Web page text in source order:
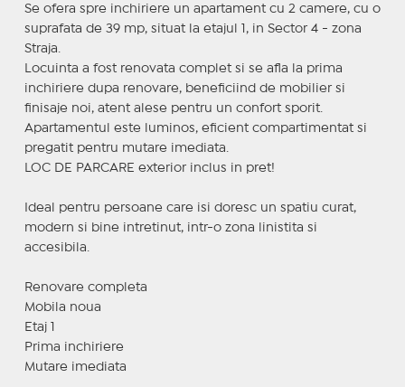
Se ofera spre inchiriere un apartament cu 2 camere, cu o
suprafata de 39 mp, situat la etajul 1, in Sector 4 - zona
Straja.
Locuinta a fost renovata complet si se afla la prima
inchiriere dupa renovare, beneficiind de mobilier si
finisaje noi, atent alese pentru un confort sporit.
Apartamentul este luminos, eficient compartimentat si
pregatit pentru mutare imediata.
LOC DE PARCARE exterior inclus in pret!
Ideal pentru persoane care isi doresc un spatiu curat,
modern si bine intretinut, intr-o zona linistita si
accesibila.
Renovare completa
Mobila noua
Etaj 1
Prima inchiriere
Mutare imediata